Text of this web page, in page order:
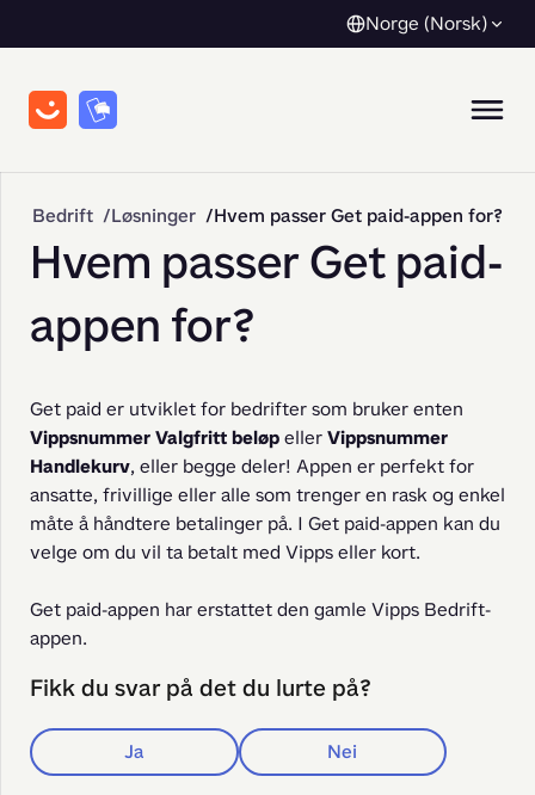
Norge (Norsk)
Bedrift Løsninger Hvem passer Get paid-appen for?
Hvem passer Get paid-
appen for?
Vippsnummer Valgfritt beløp eller Vippsnummer
Handlekurv, eller begge deler! Appen er perfekt for
ansatte, frivillige eller alle som trenger en rask og enkel
måte å håndtere betalinger på. I Get paid-appen kan du
velge om du vil ta betalt med Vipps eller kort.
Get paid-appen har erstattet den gamle Vipps Bedrift-
appen.
Fikk du svar på det du lurte på?
Ja Nei